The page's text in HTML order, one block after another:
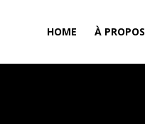
HOME À PROPOS